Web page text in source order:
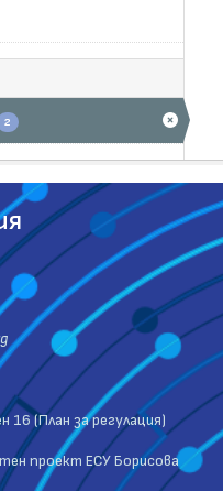
2
16 (План за регулация)
проект ЕСУ Борисова